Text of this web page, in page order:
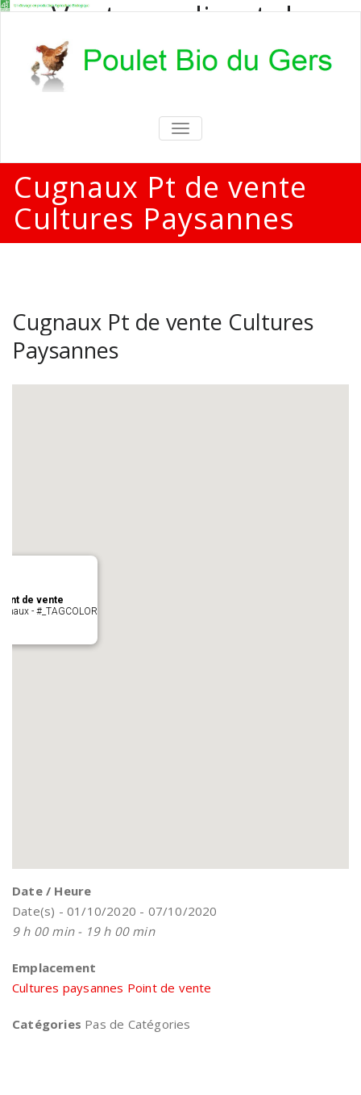
Vente en direct de
poulets bio
Vente en direct de poulets bio aux
particuliers et professionnels
TOGGLE
NAVIGATION
Cugnaux Pt de vente
Cultures Paysannes
Cugnaux Pt de vente Cultures
Paysannes
de vente
- #_TAGCOLOR
Date / Heure
Date(s) - 01/10/2020 - 07/10/2020
9 h 00 min - 19 h 00 min
Emplacement
Cultures paysannes Point de vente
Catégories Pas de Catégories